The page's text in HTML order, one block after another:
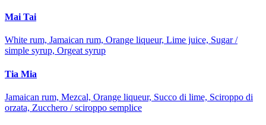
Mai Tai
White rum, Jamaican rum, Orange liqueur, Lime juice, Sugar /
simple syrup, Orgeat syrup
Tia Mia
Jamaican rum, Mezcal, Orange liqueur, Succo di lime, Sciroppo di
orzata, Zucchero / sciroppo semplice